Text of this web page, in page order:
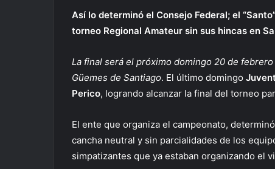
Así lo determinó el Consejo Federal; el
torneo Regional Amateur sin sus hincas en
La final será el próximo domingo 20 de
Güemes de Santiago. El último domingo
Perico, logrando alcanzar la final del torneo
El ente que organiza el campeonato,
cancha neutral y sin parcialidades de los
simpatizantes que ya estaban organizando el